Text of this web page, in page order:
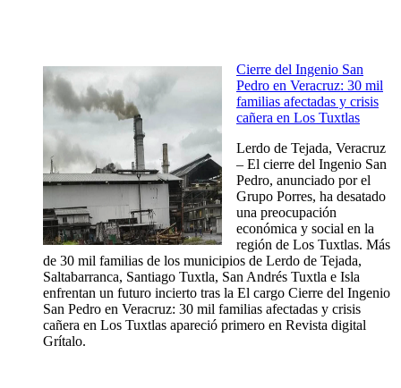
Cierre del Ingenio San
Pedro en Veracruz: 30 mil
familias afectadas y crisis
cañera en Los Tuxtlas
Lerdo de Tejada, Veracruz
– El cierre del Ingenio San
Pedro, anunciado por el
Grupo Porres, ha desatado
una preocupación
económica y social en la
región de Los Tuxtlas. Más
de 30 mil familias de los municipios de Lerdo de Tejada,
Saltabarranca, Santiago Tuxtla, San Andrés Tuxtla e Isla
enfrentan un futuro incierto tras la El cargo Cierre del Ingenio
San Pedro en Veracruz: 30 mil familias afectadas y crisis
cañera en Los Tuxtlas apareció primero en Revista digital
Grítalo.